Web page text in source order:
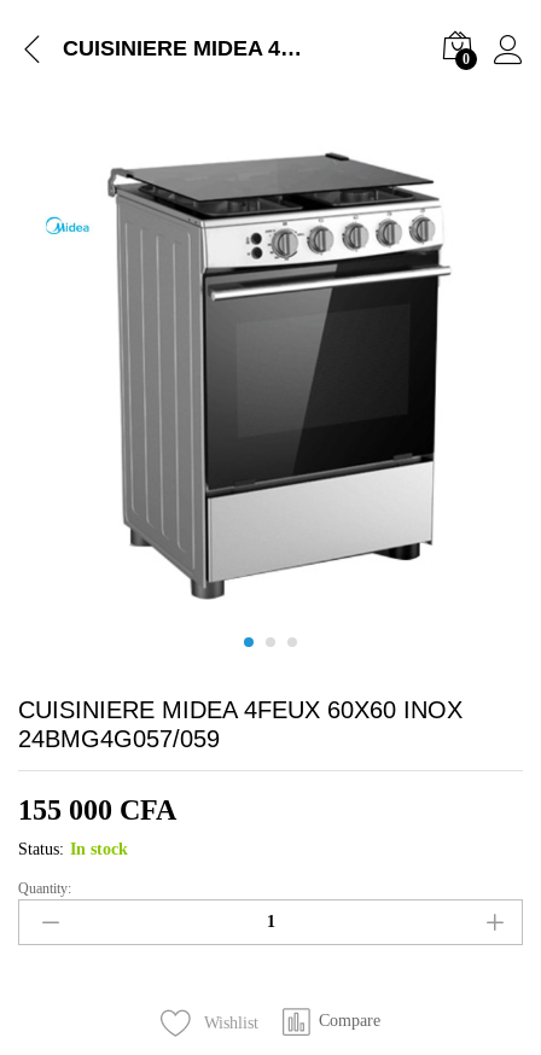
CUISINIERE MIDEA 4FEUX 60X60 INOX 24BMG4G057/059 0
CUISINIERE MIDEA 4FEUX 60X60 INOX
24BMG4G057/059
155 000 CFA
Status: In stock
CUISINIERE
MIDEA
4FEUX
Quantity:
Wishlist Compare